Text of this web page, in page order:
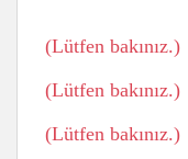
(Lütfen bakınız.)
(Lütfen bakınız.)
(Lütfen bakınız.)